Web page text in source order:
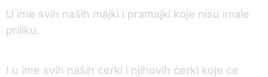
U ime svih naših majki i pramajki koje nisu imale
priliku.
I u ime svih naših ćerki i njihovih ćerki koje će